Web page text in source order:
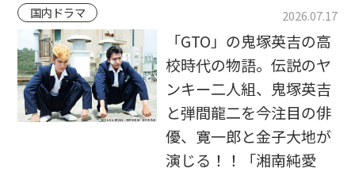
国内ドラマ 2026.07.17
「GTO」の鬼塚英吉の高
校時代の物語。伝説のヤ
ンキー二人組、鬼塚英吉
と弾間龍二を今注目の俳
優、寛一郎と金子大地が
演じる！！「湘南純愛